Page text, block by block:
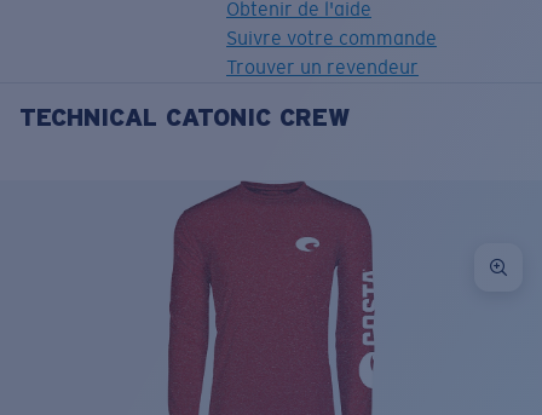
Obtenir de l'aide
Suivre votre commande
Trouver un revendeur
OBJECTIF MIS À JOURAJOUTÉ AU PANIER!
Prix :
Quantité:
Prix :
Quantité:
TECHNICAL CATONIC CREW